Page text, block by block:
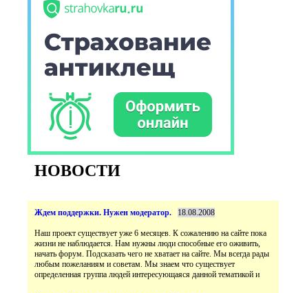
НОВОСТИ
Наш проект существует уже 6 месяцев. К сожалению на сайте пока
жизни не наблюдается. Нам нужны люди способные его оживить,
начать форум. Подсказать чего не хватает на сайте. Мы всегда рады
любым пожеланиям и советам. Мы знаем что существует